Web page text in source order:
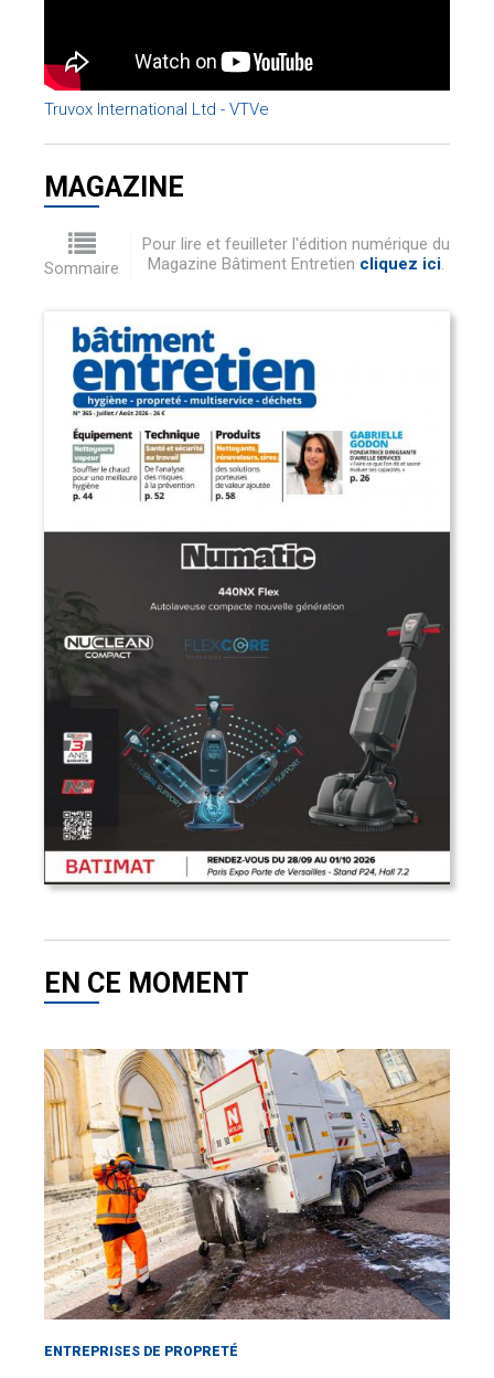
Truvox International Ltd - VTVe
MAGAZINE
Sommaire
Pour lire et feuilleter l'édition numérique du
Magazine Bâtiment Entretien cliquez ici.
EN CE MOMENT
ENTREPRISES DE PROPRETÉ